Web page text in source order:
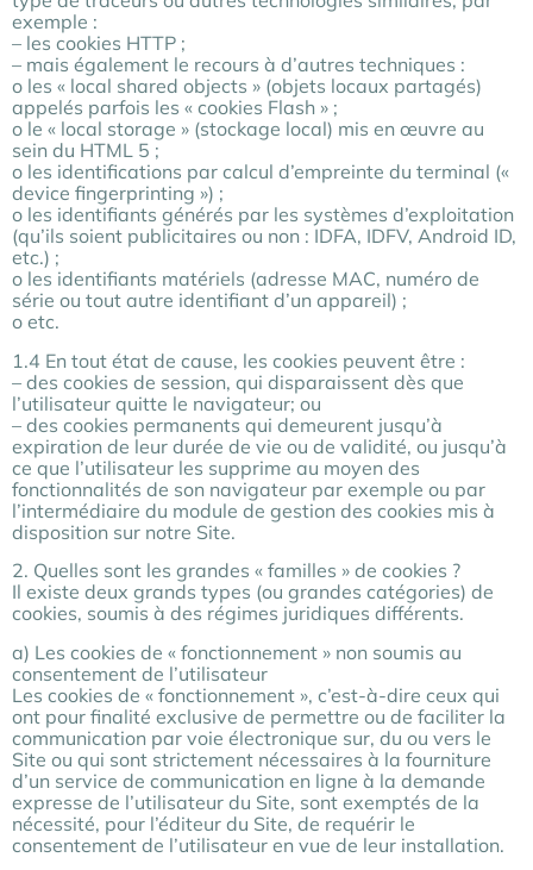
exemple :
– les cookies HTTP ;
– mais également le recours à d’autres techniques :
o les « local shared objects » (objets locaux partagés)
appelés parfois les « cookies Flash » ;
o le « local storage » (stockage local) mis en œuvre au
sein du HTML 5 ;
o les identifications par calcul d’empreinte du terminal («
device fingerprinting ») ;
o les identifiants générés par les systèmes d’exploitation
(qu’ils soient publicitaires ou non : IDFA, IDFV, Android ID,
etc.) ;
o les identifiants matériels (adresse MAC, numéro de
série ou tout autre identifiant d’un appareil) ;
o etc.
1.4 En tout état de cause, les cookies peuvent être :
– des cookies de session, qui disparaissent dès que
l’utilisateur quitte le navigateur; ou
– des cookies permanents qui demeurent jusqu’à
expiration de leur durée de vie ou de validité, ou jusqu’à
ce que l’utilisateur les supprime au moyen des
fonctionnalités de son navigateur par exemple ou par
l’intermédiaire du module de gestion des cookies mis à
disposition sur notre Site.
2. Quelles sont les grandes « familles » de cookies ?
Il existe deux grands types (ou grandes catégories) de
cookies, soumis à des régimes juridiques différents.
a) Les cookies de « fonctionnement » non soumis au
consentement de l’utilisateur
Les cookies de « fonctionnement », c’est-à-dire ceux qui
ont pour finalité exclusive de permettre ou de faciliter la
communication par voie électronique sur, du ou vers le
Site ou qui sont strictement nécessaires à la fourniture
d’un service de communication en ligne à la demande
expresse de l’utilisateur du Site, sont exemptés de la
nécessité, pour l’éditeur du Site, de requérir le
consentement de l’utilisateur en vue de leur installation.